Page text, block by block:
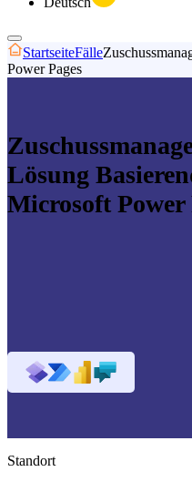
StartseiteFälle
Power Pages
Lösung
Microsoft Power
Standort